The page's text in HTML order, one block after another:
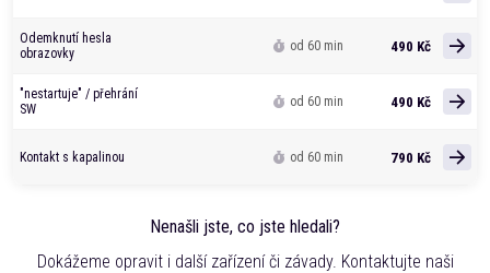
Odemknutí hesla
obrazovky
od 60 min 490 Kč
"nestartuje" / přehrání
SW
od 60 min 490 Kč
Kontakt s kapalinou od 60 min 790 Kč
Nenašli jste, co jste hledali?
Dokážeme opravit i další zařízení či závady. Kontaktujte naši